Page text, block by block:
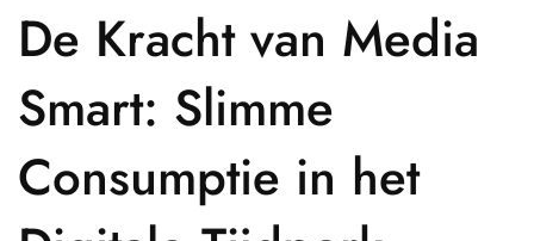
De Kracht van Media
Smart: Slimme
Consumptie in het